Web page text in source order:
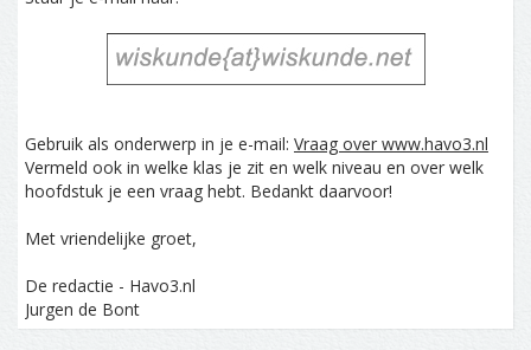
Gebruik als onderwerp in je e-mail: Vraag over www.havo3.nl
Vermeld ook in welke klas je zit en welk niveau en over welk
hoofdstuk je een vraag hebt. Bedankt daarvoor!
Met vriendelijke groet,
De redactie - Havo3.nl
Jurgen de Bont